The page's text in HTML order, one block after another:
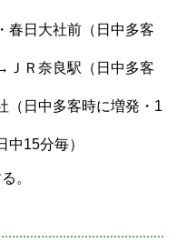
春日大社前（日中多客
Ｒ奈良駅（日中多客
（日中多客時に増発・1
15分毎）
。